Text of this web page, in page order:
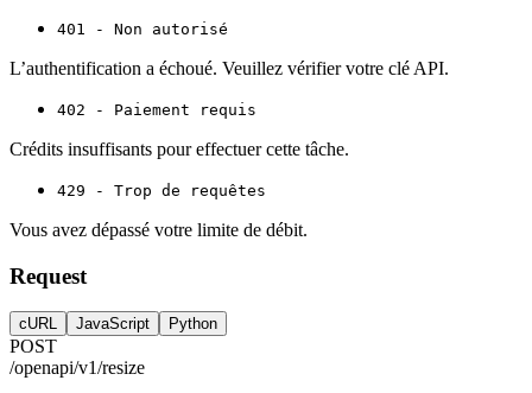
401 - Non autorisé
L’authentification a échoué. Veuillez vérifier votre clé API.
402 - Paiement requis
Crédits insuffisants pour effectuer cette tâche.
429 - Trop de requêtes
Vous avez dépassé votre limite de débit.
Request
cURL JavaScript Python
POST
/openapi/v1/resize